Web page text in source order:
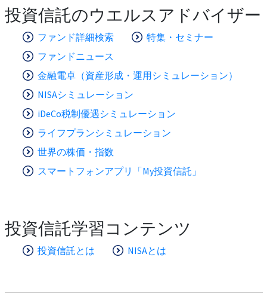
投資信託のウエルスアドバイザー
ファンド詳細検索
特集・セミナー
ファンドニュース
金融電卓（資産形成・運用シミュレーション）
NISAシミュレーション
iDeCo税制優遇シミュレーション
ライフプランシミュレーション
世界の株価・指数
スマートフォンアプリ「My投資信託」
投資信託学習コンテンツ
投資信託とは NISAとは